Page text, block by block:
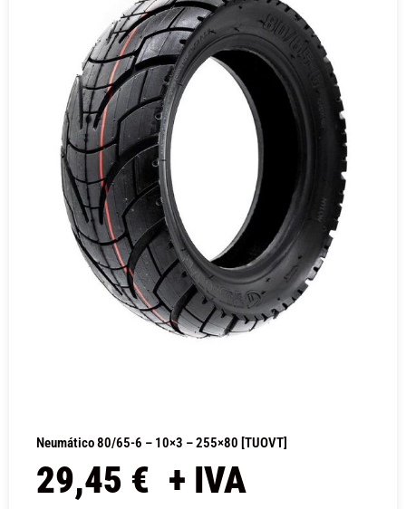
Neumático 80/65-6 – 10×3 – 255×80 [TUOVT]
29,45 € + IVA